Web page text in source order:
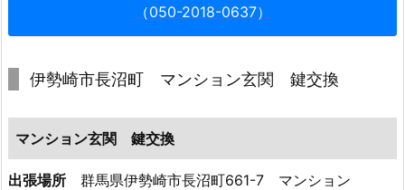
鍵
換
3.
サ
（050-2018-0637）
伊勢崎市長沼町 マンション玄関 鍵交換
マンション玄関 鍵交換
出張場所 群馬県伊勢崎市長沼町661-7 マンション